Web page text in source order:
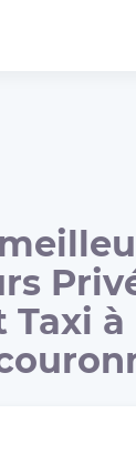
Taxi à